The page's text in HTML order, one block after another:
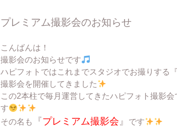
プレミアム撮影会のお知らせ
こんばんは！
撮影会のお知らせです
ハピフォトではこれまでスタジオでお撮りする
撮影会を開催してきました
この2本柱で毎月運営してきたハピフォト撮影
す
その名も
『プレミアム撮影会 』
です